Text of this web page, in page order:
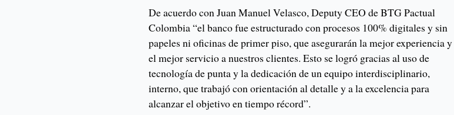
De acuerdo con Juan Manuel Velasco, Deputy CEO de BTG Pactual
Colombia “el banco fue estructurado con procesos 100% digitales y sin
papeles ni oficinas de primer piso, que asegurarán la mejor experiencia y
el mejor servicio a nuestros clientes. Esto se logró gracias al uso de
tecnología de punta y la dedicación de un equipo interdisciplinario,
interno, que trabajó con orientación al detalle y a la excelencia para
alcanzar el objetivo en tiempo récord”.